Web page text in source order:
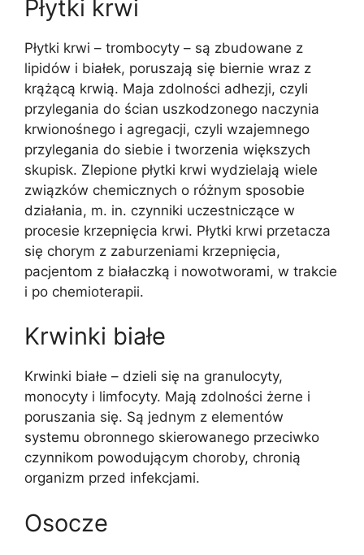
Płytki krwi
Płytki krwi – trombocyty – są zbudowane z
lipidów i białek, poruszają się biernie wraz z
krążącą krwią. Maja zdolności adhezji, czyli
przylegania do ścian uszkodzonego naczynia
krwionośnego i agregacji, czyli wzajemnego
przylegania do siebie i tworzenia większych
skupisk. Zlepione płytki krwi wydzielają wiele
związków chemicznych o różnym sposobie
działania, m. in. czynniki uczestniczące w
procesie krzepnięcia krwi. Płytki krwi przetacza
się chorym z zaburzeniami krzepnięcia,
pacjentom z białaczką i nowotworami, w trakcie
i po chemioterapii.
Krwinki białe
Krwinki białe – dzieli się na granulocyty,
monocyty i limfocyty. Mają zdolności żerne i
poruszania się. Są jednym z elementów
systemu obronnego skierowanego przeciwko
czynnikom powodującym choroby, chronią
organizm przed infekcjami.
Osocze